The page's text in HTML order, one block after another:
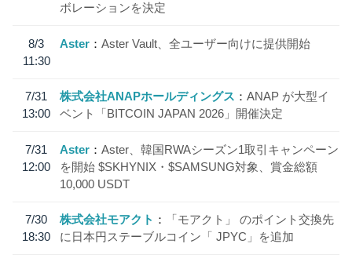
ボレーションを決定
8/3
11:30
Aster Aster Vault、全ユーザー向けに提供開始
7/31
13:00
株式会社ANAPホールディングス
ANAP が大型イ
ベント「BITCOIN JAPAN 2026」開催決定
7/31
12:00
Aster
Aster、韓国RWAシーズン1取引キャンペーン
を開始 $SKHYNIX・$SAMSUNG対象、賞金総額
10,000 USDT
7/30
18:30
株式会社モアクト
「モアクト」 のポイント交換先
に日本円ステーブルコイン「 JPYC」を追加